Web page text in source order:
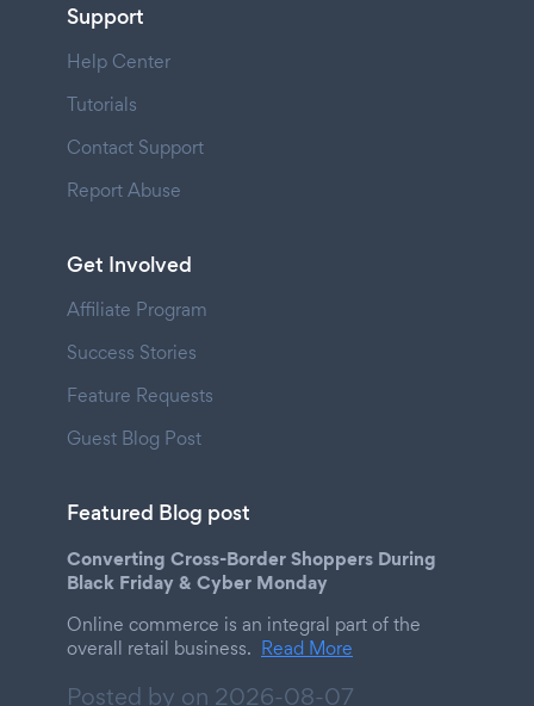
Support
Help Center
Tutorials
Contact Support
Report Abuse
Get Involved
Affiliate Program
Success Stories
Feature Requests
Guest Blog Post
Featured Blog post
Converting Cross-Border Shoppers During
Black Friday & Cyber Monday
Online commerce is an integral part of the
overall retail business. Read More
Posted by on 2026-08-07